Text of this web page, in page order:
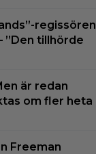
regissören
”Den tillhörde
är redan
om fler heta
Freeman